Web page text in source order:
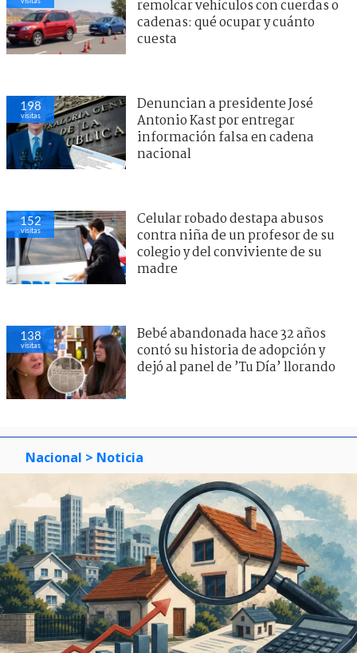
remolcar vehículos con cuerdas o
cadenas: qué ocupar y cuánto
cuesta
198
visitas
Denuncian a presidente José
Antonio Kast por entregar
información falsa en cadena
nacional
152
visitas
Celular robado destapa abusos
contra niña de un profesor de su
colegio y del conviviente de su
madre
138
visitas
Bebé abandonada hace 32 años
contó su historia de adopción y
dejó al panel de ’Tu Día’ llorando
Nacional > Noticia